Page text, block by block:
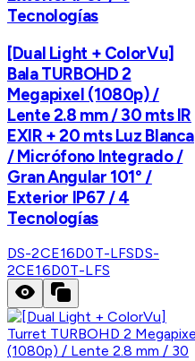
Tecnologías
[Dual Light + ColorVu]
Bala TURBOHD 2
Megapixel (1080p) /
Lente 2.8 mm / 30 mts IR
EXIR + 20 mts Luz Blanca
/ Micrófono Integrado /
Gran Angular 101° /
Exterior IP67 / 4
Tecnologías
DS-2CE16D0T-LFSDS-
2CE16D0T-LFS